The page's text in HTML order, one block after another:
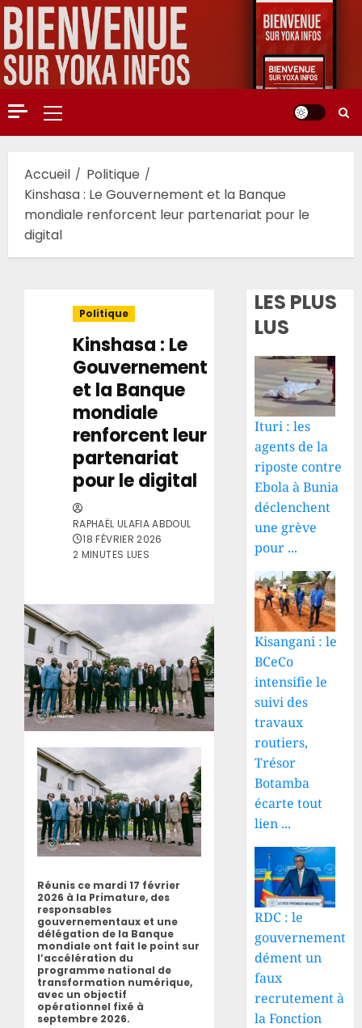
Aller
au
contenu
Menu
principal
Accueil
Politique
Kinshasa : Le Gouvernement et la Banque
mondiale renforcent leur partenariat pour le
digital
Politique
Kinshasa : Le
Gouvernement
et la Banque
mondiale
renforcent leur
partenariat
pour le digital
RAPHAËL ULAFIA ABDOUL
18 FÉVRIER 2026
2 MINUTES LUES
Réunis ce mardi 17 février
2026 à la Primature, des
responsables
gouvernementaux et une
délégation de la Banque
mondiale ont fait le point sur
l’accélération du
programme national de
transformation numérique,
avec un objectif
opérationnel fixé à
septembre 2026.
LES PLUS
LUS
Ituri : les
agents de la
riposte contre
Ebola à Bunia
déclenchent
une grève
pour ...
Kisangani : le
BCeCo
intensifie le
suivi des
travaux
routiers,
Trésor
Botamba
écarte tout
lien ...
RDC : le
gouvernement
dément un
faux
recrutement à
la Fonction